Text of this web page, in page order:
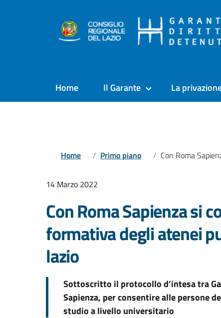
Home Il Garante La
Home Primo piano Con Roma Sapienza si completa l’offerta formativa degli atenei
14 Marzo 2022
Con Roma Sapienza si
formativa degli atenei
lazio
Sottoscritto il protocollo d’intesa tra
Sapienza, per consentire alle persone
studio a livello universitario